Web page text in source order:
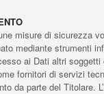
misure di sicurezza
mediante strumenti
ai Dati altri
fornitori di servizi
da parte del Titolare.